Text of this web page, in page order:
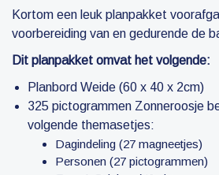
Kortom een leuk planpakket
voorbereiding van en gedurende de
Dit planpakket omvat het volgende:
Planbord Weide (60 x 40 x 2cm)
325 pictogrammen Zonneroosje
volgende themasetjes:
Dagindeling (27 magneetjes)
Personen (27 pictogrammen)